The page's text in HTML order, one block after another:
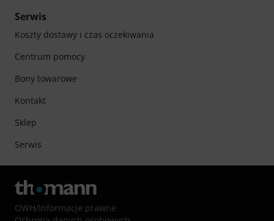
Serwis
Koszty dostawy i czas oczekiwania
Centrum pomocy
Bony towarowe
Kontakt
Sklep
Serwis
OWH/Informacje prawne